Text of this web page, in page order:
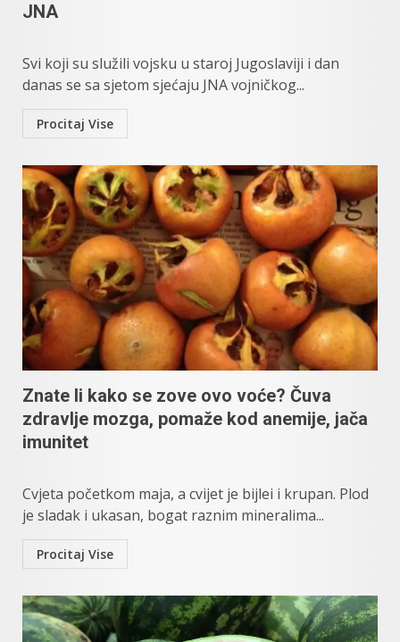
JNA
Svi koji su služili vojsku u staroj Jugoslaviji i dan
danas se sa sjetom sjećaju JNA vojničkog...
Procitaj Vise
Znate li kako se zove ovo voće? Čuva
zdravlje mozga, pomaže kod anemije, jača
imunitet
Cvjeta početkom maja, a cvijet je bijlei i krupan. Plod
je sladak i ukasan, bogat raznim mineralima...
Procitaj Vise